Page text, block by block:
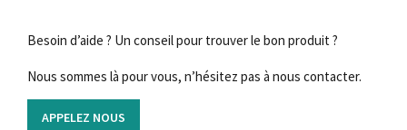
Besoin d’aide ? Un conseil pour trouver le bon produit ?
Nous sommes là pour vous, n’hésitez pas à nous contacter.
APPELEZ NOUS